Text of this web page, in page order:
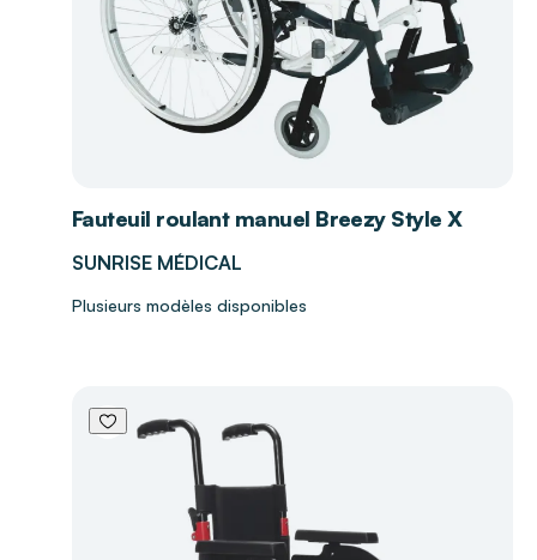
Fauteuil roulant manuel Breezy Style X
SUNRISE MÉDICAL
Plusieurs modèles disponibles